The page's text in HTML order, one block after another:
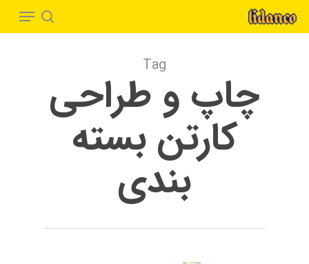
search
Menu
Tag
چاپ و طراحی
کارتن بسته
بندی
تولید کارتن ایده بسته بندی بسته بندی